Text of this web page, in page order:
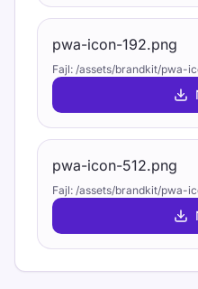
pwa-icon-192.png
Fajl: /assets/brandkit/pwa-
pwa-icon-512.png
Fajl: /assets/brandkit/pwa-